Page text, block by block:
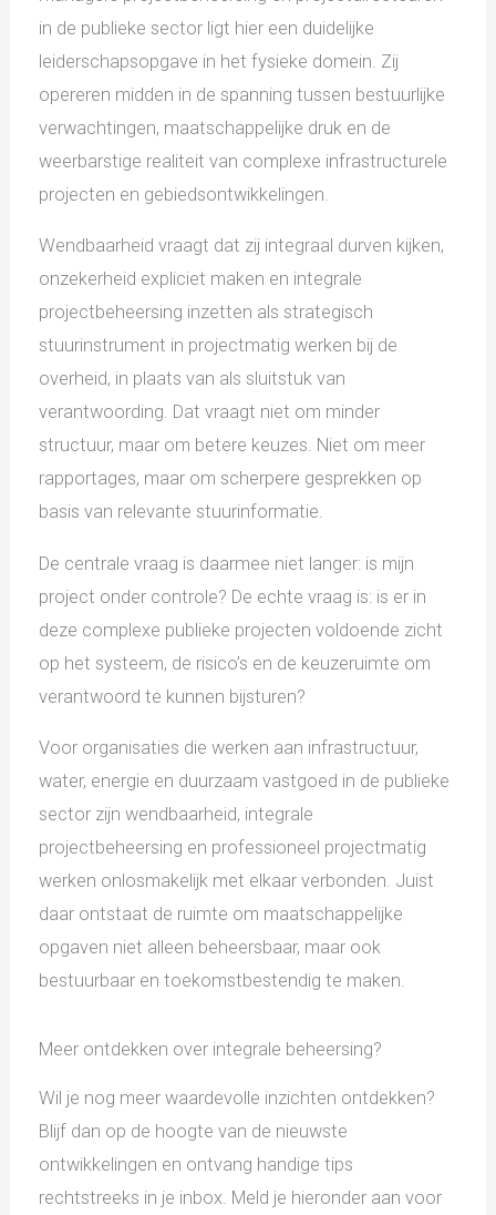
in de publieke sector ligt hier een duidelijke
leiderschapsopgave in het fysieke domein. Zij
opereren midden in de spanning tussen bestuurlijke
verwachtingen, maatschappelijke druk en de
weerbarstige realiteit van complexe infrastructurele
projecten en gebiedsontwikkelingen.
Wendbaarheid vraagt dat zij integraal durven kijken,
onzekerheid expliciet maken en integrale
projectbeheersing inzetten als strategisch
stuurinstrument in projectmatig werken bij de
overheid, in plaats van als sluitstuk van
verantwoording. Dat vraagt niet om minder
structuur, maar om betere keuzes. Niet om meer
rapportages, maar om scherpere gesprekken op
basis van relevante stuurinformatie.
De centrale vraag is daarmee niet langer: is mijn
project onder controle? De echte vraag is: is er in
deze complexe publieke projecten voldoende zicht
op het systeem, de risico’s en de keuzeruimte om
verantwoord te kunnen bijsturen?
Voor organisaties die werken aan infrastructuur,
water, energie en duurzaam vastgoed in de publieke
sector zijn wendbaarheid, integrale
projectbeheersing en professioneel projectmatig
werken onlosmakelijk met elkaar verbonden. Juist
daar ontstaat de ruimte om maatschappelijke
opgaven niet alleen beheersbaar, maar ook
bestuurbaar en toekomstbestendig te maken.
Meer ontdekken over integrale beheersing?
Wil je nog meer waardevolle inzichten ontdekken?
Blijf dan op de hoogte van de nieuwste
ontwikkelingen en ontvang handige tips
rechtstreeks in je inbox. Meld je hieronder aan voor